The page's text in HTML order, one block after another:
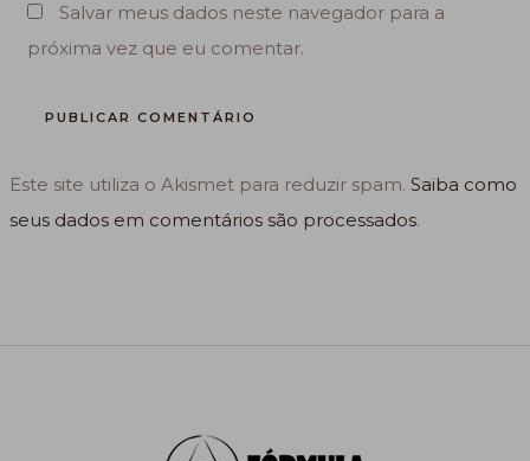
Salvar meus dados neste navegador para a
próxima vez que eu comentar.
Este site utiliza o Akismet para reduzir spam.Saiba como
seus dados em comentários são processados.